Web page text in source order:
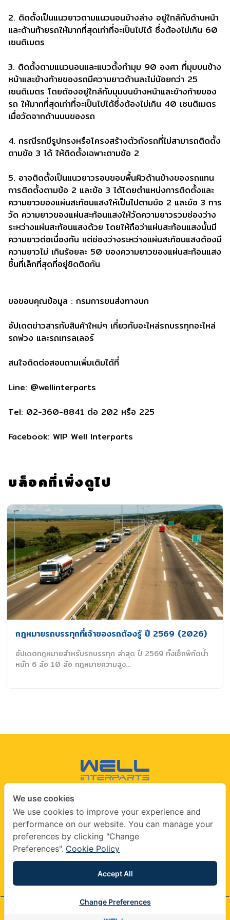
2. ติดตั้งเป็นแนวยาวตามแนวนอนข้างล่าง อยู่ใกล้กับด้านหน้า
และด้านท้ายรถให้มากที่สุดเท่าที่จะเป็นไปได้ ซึ่งต้องไม่เกิน 60
เซนติเมตร
3. ติดตั้งตามแนวนอนและแนวตั้งทํามุม 90 องศา ที่มุมบนข้าง
หน้าและข้างท้ายของรถมีความยาวด้านละไม่น้อยกว่า 25
เซนติเมตร โดยต้องอยู่ใกล้กับมุมบนข้างหน้าและข้างท้ายของ
รถ ให้มากที่สุดเท่าที่จะเป็นไปได้ซึ่งต้องไม่เกิน 40 เซนติเมตร
เมื่อวัดจากด้านบนของรถ
4. กรณีรถมีรูปทรงหรือโครงสร้างตัวถังรถที่ไม่สามารถติดตั้ง
ตามข้อ 3 ได้ ให้ติดตั้งเฉพาะตามข้อ 2
5. อาจติดตั้งเป็นแนวยาวรอบขอบพื้นผิวด้านข้างของรถแทน
การติดตั้งตามข้อ 2 และข้อ 3 ได้โดยตําแหน่งการติดตั้งและ
ความยาวของแผ่นสะท้อนแสงให้เป็นไปตามข้อ 2 และข้อ 3 การ
วัด ความยาวของแผ่นสะท้อนแสงให้วัดความยาวรวมช่องว่าง
ระหว่างแผ่นสะท้อนแสงด้วย โดยให้ถือว่าแผ่นสะท้อนแสงนั้นมี
ความยาวต่อเนื่องกัน แต่ช่องว่างระหว่างแผ่นสะท้อนแสงต้องมี
ความยาวไม่ เกินร้อยละ 50 ของความยาวของแผ่นสะท้อนแสง
ชิ้นที่เล็กที่สุดที่อยู่ชิดติดกัน
ขอขอบคุณข้อมูล : กรมการขนส่งทางบก
อัปเดตข่าวสารกับสินค้าใหม่ๆ เกี่ยวกับอะไหล่รถบรรทุกอะไหล่
รถพ่วง และรถเทรลเลอร์
สนใจติดต่อสอบถามเพิ่มเติมได้ที่
Line: @wellinterparts
Tel: 02-360-8841 ต่อ 202 หรือ 225
Facebook: WIP Well Interparts
บล็อคที่เพิ่งดูไป
กฎหมายรถบรรทุกที่เจ้าของรถต้องรู้ ปี 2569 (2026)
อัปเดตกฎหมายสำหรับรถบรรทุก ล่าสุด ปี 2569 ทั้งเช็กพิกัดน้ำ
หนัก 6 ล้อ 10 ล้อ กฎหมายความสูง…
info@wellinterparts.com
+(66) 02360 8841|+(66) 02360 8841- 2
wellinterparts
wellinterparts
We use cookies
We use cookies to improve your experience and
performance on our website. You can manage your
preferences by clicking "Change
Preferences". Cookie Policy
Accept All
Change Preferences